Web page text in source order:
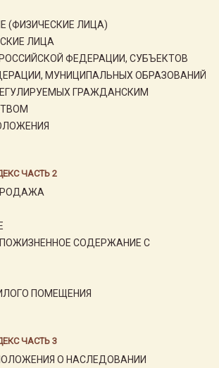
(ФИЗИЧЕСКИЕ ЛИЦА)
ЛИЦА
РОССИЙСКОЙ ФЕДЕРАЦИИ, СУБЪЕКТОВ
МУНИЦИПАЛЬНЫХ ОБРАЗОВАНИЙ
ГРАЖДАНСКИМ
ЧАСТЬ 2
ПОЖИЗНЕННОЕ СОДЕРЖАНИЕ С
ПОМЕЩЕНИЯ
ЧАСТЬ 3
О НАСЛЕДОВАНИИ